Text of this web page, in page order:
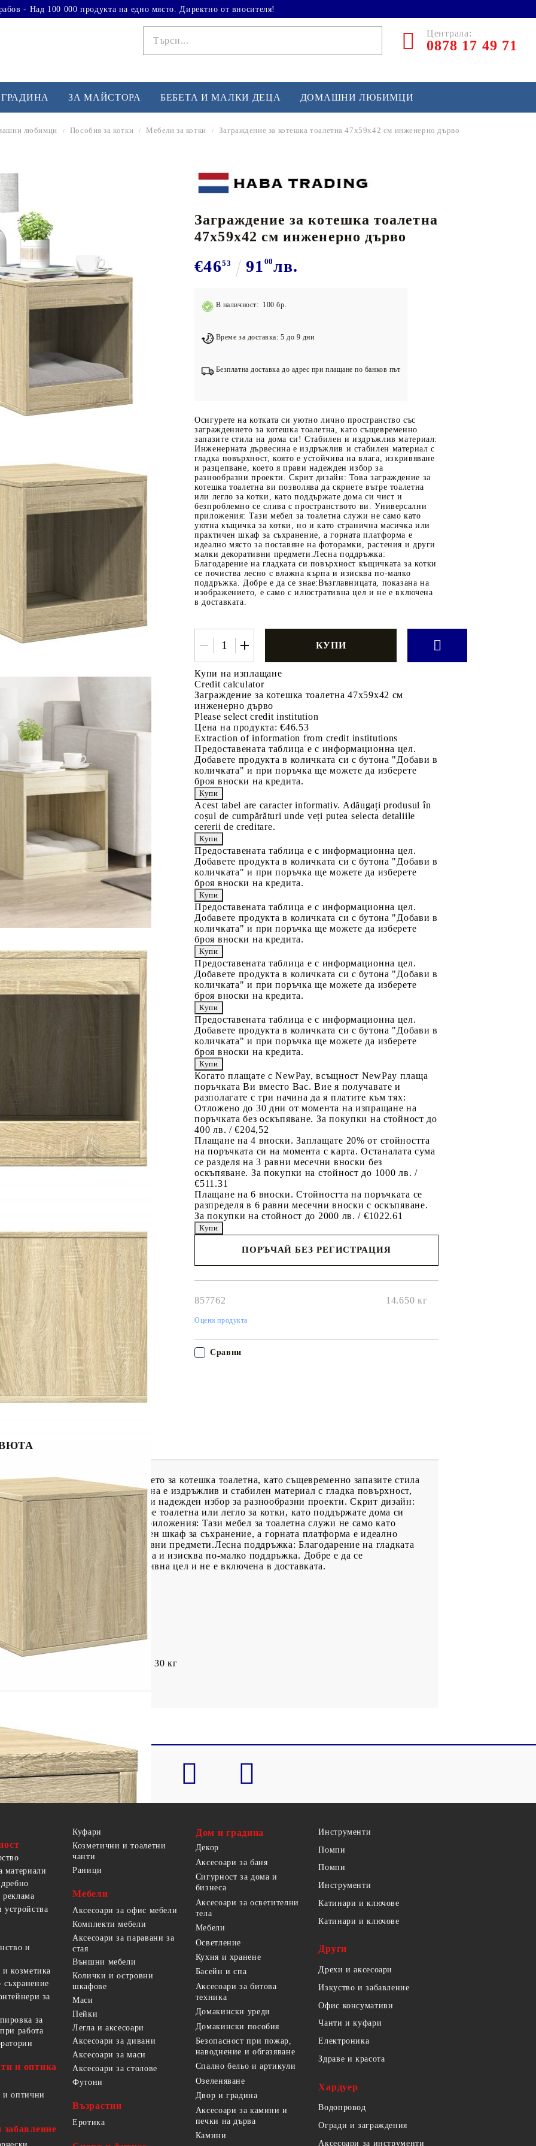
- Над 100 000 продукта на едно място. Директно от вносителя!
Централа:
0878 17 49 71
Йога и пилатес
Лежанки за упражнения
Тренажори за баланс
Подложки за фитнес уреди
Лостове за набиране
Силови кули
Баскетбол
Бейзбол и софтбол
Хокей и лакрос
Основно спортно оборудване
ЗА МАЙСТОРА БЕБЕТА И МАЛКИ ДЕЦА ДОМАШНИ ЛЮБИМЦИ
любимци Пособия за котки Мебели за котки Заграждение за котешка тоалетна 47x59x42 см инженерно дърво
Заграждение за котешка тоалетна
47x59x42 см инженерно дърво
€4653 91 00лв.
В наличност: 100 бр.
Време за доставка: 5 до 9 дни
Безплатна доставка до адрес при плащане по банков път
Осигурете на котката си уютно лично пространство със
заграждението за котешка тоалетна, като същевременно
запазите стила на дома си! Стабилен и издръжлив материал:
Инженерната дървесина е издръжлив и стабилен материал с
гладка повърхност, която е устойчива на влага, изкривяване
и разцепване, което я прави надежден избор за
разнообразни проекти. Скрит дизайн: Това заграждение за
котешка тоалетна ви позволява да скриете вътре тоалетна
или легло за котки, като поддържате дома си чист и
безпроблемно се слива с пространството ви. Универсални
приложения: Тази мебел за тоалетна служи не само като
уютна къщичка за котки, но и като странична масичка или
практичен шкаф за съхранение, а горната платформа е
идеално място за поставяне на фоторамки, растения и други
малки декоративни предмети.Лесна поддръжка:
Благодарение на гладката си повърхност къщичката за котки
се почиства лесно с влажна кърпа и изисква по-малко
поддръжка. Добре е да се знае:Възглавницата, показана на
изображението, е само с илюстративна цел и не е включена
в доставката.
Купи на изплащане
Credit calculator
Заграждение за котешка тоалетна 47x59x42 см
инженерно дърво
Please select credit institution
Цена на продукта: €46.53
Extraction of information from credit institutions
Предоставената таблица е с информационна цел.
Добавете продукта в количката си с бутона "Добави в
количката" и при поръчка ще можете да изберете
броя вноски на кредита.
Acest tabel are caracter informativ. Adăugați produsul în
coșul de cumpărături unde veți putea selecta detaliile
cererii de creditare.
Предоставената таблица е с информационна цел.
Добавете продукта в количката си с бутона "Добави в
количката" и при поръчка ще можете да изберете
броя вноски на кредита.
Предоставената таблица е с информационна цел.
Добавете продукта в количката си с бутона "Добави в
количката" и при поръчка ще можете да изберете
броя вноски на кредита.
Предоставената таблица е с информационна цел.
Добавете продукта в количката си с бутона "Добави в
количката" и при поръчка ще можете да изберете
броя вноски на кредита.
Предоставената таблица е с информационна цел.
Добавете продукта в количката си с бутона "Добави в
количката" и при поръчка ще можете да изберете
броя вноски на кредита.
Когато плащате с NewPay, всъщност NewPay плаща
поръчката Ви вместо Вас. Вие я получавате и
разполагате с три начина да я платите към тях:
Отложено до 30 дни от момента на изпращане на
поръчката без оскъпяване. За покупки на стойност до
400 лв. / €204,52
Плащане на 4 вноски. Заплащате 20% от стойността
на поръчката си на момента с карта. Останалата сума
се разделя на 3 равни месечни вноски без
оскъпяване. За покупки на стойност до 1000 лв. /
€511.31
Плащане на 6 вноски. Стойността на поръчката се
разпределя в 6 равни месечни вноски с оскъпяване.
За покупки на стойност до 2000 лв. / €1022.61
ПОРЪЧАЙ БЕЗ РЕГИСТРАЦИЯ
857762 14.650 кг
Оцени продукта
Сравни
пространство със заграждението за котешка тоалетна, като същевременно запазите стила
Инженерната дървесина е издръжлив и стабилен материал с гладка повърхност,
и разцепване, което я прави надежден избор за разнообразни проекти. Скрит дизайн:
ви позволява да скриете вътре тоалетна или легло за котки, като поддържате дома си
ви. Универсални приложения: Тази мебел за тоалетна служи не само като
масичка или практичен шкаф за съхранение, а горната платформа е идеално
и други малки декоративни предмети.Лесна поддръжка: Благодарение на гладката
почиства лесно с влажна кърпа и изисква по-малко поддръжка. Добре е да се
е само с илюстративна цел и не е включена в доставката.
(Ш x Д x В)
на горната повърхност: 30 кг
материали
и
козметика
за
за
работа
и оптика
и оптични
забавление
Куфари
Козметични и тоалетни
чанти
Раници
Мебели
Аксесоари за офис мебели
Комплекти мебели
Аксесоари за паравани за
стая
Външни мебели
Колички и островни
шкафове
Маси
Пейки
Легла и аксесоари
Аксесоари за дивани
Аксесоари за маси
Аксесоари за столове
Футони
Възрастни
Еротика
Дом и градина
Декор
Аксесоари за баня
Сигурност за дома и
бизнеса
Аксесоари за осветителни
тела
Мебели
Осветление
Кухня и хранене
Басейн и спа
Аксесоари за битова
техника
Домакински уреди
Домакински пособия
Безопасност при пожар,
наводнение и обгазяване
Спално бельо и артикули
Озеленяване
Двор и градина
Аксесоари за камини и
печки на дърва
Камини
Инструменти
Помпи
Помпи
Инструменти
Катинари и ключове
Катинари и ключове
Други
Дрехи и аксесоари
Изкуство и забавление
Офис консумативи
Чанти и куфари
Електроника
Здраве и красота
Хардуер
Водопровод
Огради и заграждения
Аксесоари за инструменти